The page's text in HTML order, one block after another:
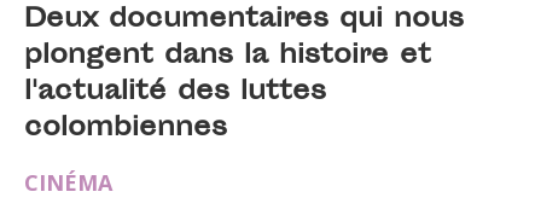
Deux documentaires qui nous
plongent dans la histoire et
l'actualité des luttes
colombiennes
CINÉMA